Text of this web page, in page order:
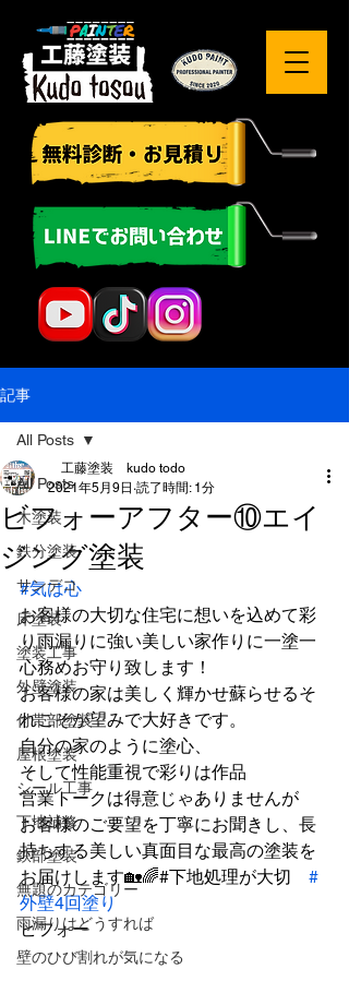
記事
All Posts
木塗装
鉄分塗装
サンデコ
床塗装
塗装工事
外壁塗装
付帯部塗装
屋根塗装
シール工事
下地補修
鉄部塗装
無題のカテゴリー
雨漏りはどうすれば
壁のひび割れが気になる
All Posts
ビフォーアフター⑩エイ
ジング塗装
工藤塗装 kudo todo
2021年5月9日 読了時間: 1分
#気は心
お客様の大切な住宅に想いを込めて彩
り雨漏りに強い美しい家作りに一塗一
心務めお守り致します！
お客様の家は美しく輝かせ蘇らせるそ
れこそが望みで大好きです。
自分の家のように塗心、
そして性能重視で彩りは作品
営業トークは得意じゃありませんが
お客様のご要望を丁寧にお聞きし、長
持ちする美しい真面目な最高の塗装を
お届けします🏡🌈#下地処理が大切 #
外壁4回塗り
ビフォー